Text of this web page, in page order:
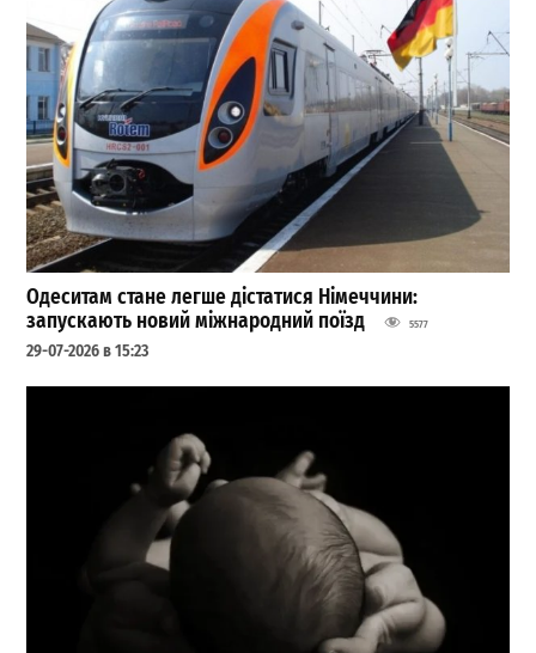
Одеситам стане легше дістатися Німеччини:
запускають новий міжнародний поїзд
5577
29-07-2026 в 15:23